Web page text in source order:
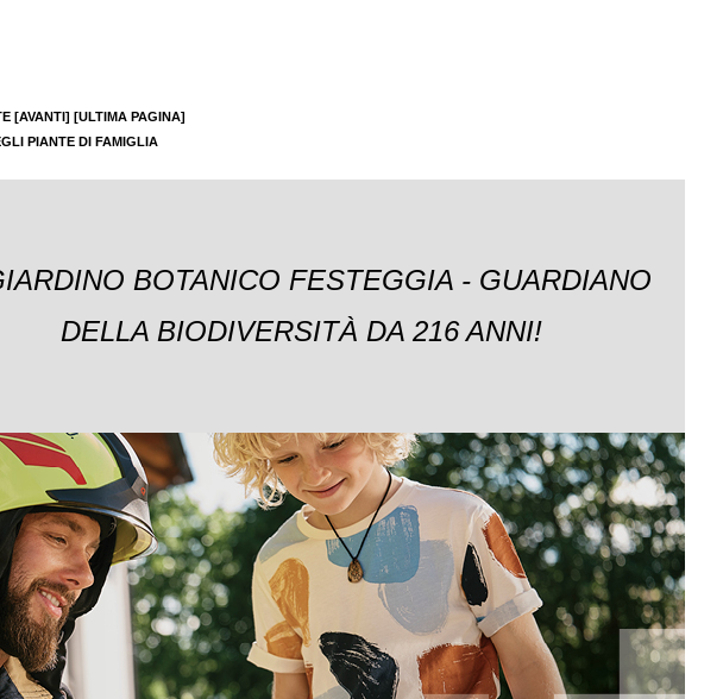
[AVANTI] [ULTIMA PAGINA]
PIANTE DI FAMIGLIA
BOTANICO FESTEGGIA - GUARDIANO
DELLA BIODIVERSITÀ DA 216 ANNI!